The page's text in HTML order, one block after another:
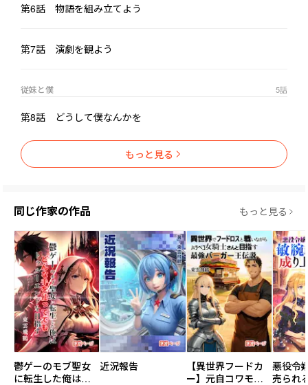
第6話 物語を組み立てよう
第7話 演劇を観よう
従妹と僕 5話
第8話 どうして僕なんかを
もっと見る
同じ作家の作品 もっと見る
鬱ゲーのモブ聖女
に転生した俺はど
近況報告
【異世界フードカ
ー】元自コワモテ
悪役令
売られ